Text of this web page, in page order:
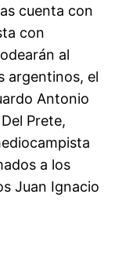
cuenta con
con
al
argentinos, el
Antonio
Prete,
a los
Juan Ignacio